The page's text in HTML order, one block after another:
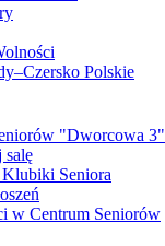
Polskie
"Dworcowa 3"
salę
Seniora
w Centrum Seniorów